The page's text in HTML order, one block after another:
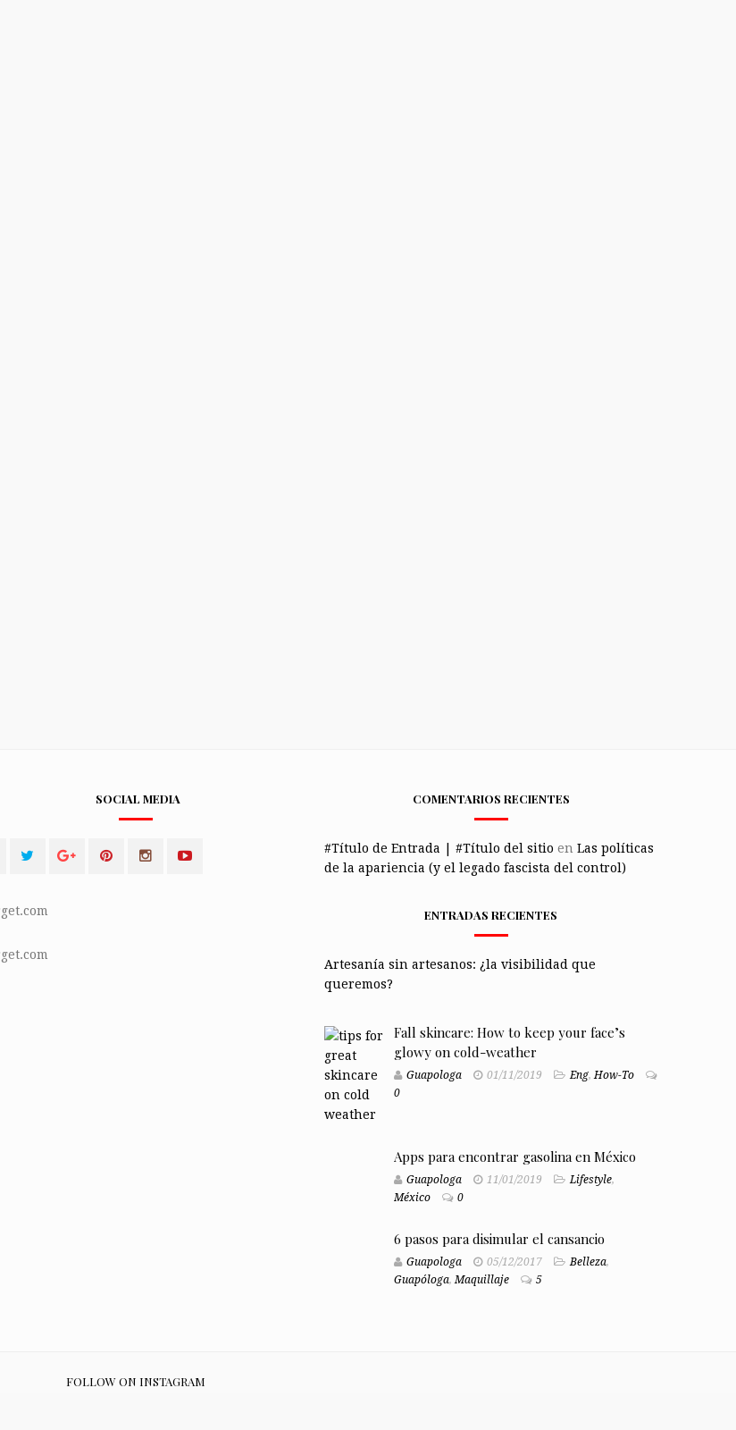
SOCIAL MEDIA COMENTARIOS RECIENTES
#Título de Entrada | #Título del sitio en Las políticas
de la apariencia (y el legado fascista del control)
ENTRADAS RECIENTES
Artesanía sin artesanos: ¿la visibilidad que
queremos?
Fall skincare: How to keep your face’s
glowy on cold-weather
Guapologa 01/11/2019 Eng,How-To
0
Apps para encontrar gasolina en México
Guapologa 11/01/2019 Lifestyle,
México
0
6 pasos para disimular el cansancio
Guapologa 05/12/2017 Belleza,
Guapóloga,Maquillaje 5
FOLLOW ON INSTAGRAM